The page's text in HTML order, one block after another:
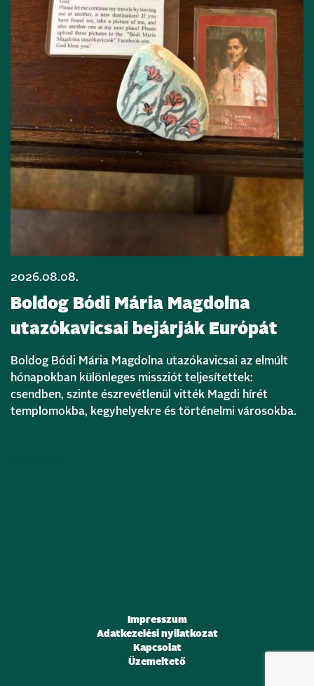
2026.08.08.
Boldog Bódi Mária Magdolna
utazókavicsai bejárják Európát
Boldog Bódi Mária Magdolna utazókavicsai az elmúlt
hónapokban különleges missziót teljesítettek:
csendben, szinte észrevétlenül vitték Magdi hírét
templomokba, kegyhelyekre és történelmi városokba.
Impresszum
Adatkezelési nyilatkozat
Kapcsolat
Üzemeltető